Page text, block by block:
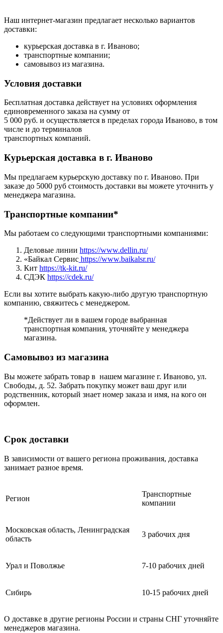
Наш интернет-магазин предлагает несколько вариантов
доставки:
курьерская доставка в г. Иваново;
транспортные компании;
самовывоз из магазина.
Условия доставки
Бесплатная доставка действует на условиях оформления
единовременного заказа на сумму от
5 000 руб. и осуществляется в пределах города Иваново, в том
числе и до терминалов
транспортных компаний.
Курьерская доставка в г. Иваново
Мы предлагаем курьерскую доставку по г. Иваново. При
заказе до 5000 руб стоимость доставки вы можете уточнить у
менеджера магазина.
Транспортные компании*
Мы работаем со следующими транспортными компаниями:
Деловые линии https://www.dellin.ru/
«Байкал Сервис https://www.baikalsr.ru/
Кит https://tk-kit.ru/
СДЭК https://cdek.ru/
Если вы хотите выбрать какую-либо другую транспортную
компанию, свяжитесь с менеджером.
*Действует ли в вашем городе выбранная
транспортная компания, уточняйте у менеджера
магазина.
Самовывоз из магазина
Вы можете забрать товар в нашем магазине г. Иваново, ул.
Свободы, д. 52. Забрать покупку может ваш друг или
родственник, который знает номер заказа и имя, на кого он
оформлен.
Срок доставки
В зависимости от вашего региона проживания, доставка
занимает разное время.
Регион
Транспортные
компании
Московская область, Ленинградская
область
3 рабочих дня
Урал и Поволжье 7-10 рабочих дней
Сибирь 10-15 рабочих дней
О доставке в другие регионы России и страны СНГ уточняйте
менеджеров магазина.